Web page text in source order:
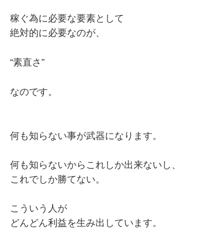
稼ぐ為に必要な要素として
絶対的に必要なのが、
“素直さ”
なのです。
何も知らない事が武器になります。
何も知らないからこれしか出来ないし、
これでしか勝てない。
こういう人が
どんどん利益を生み出しています。